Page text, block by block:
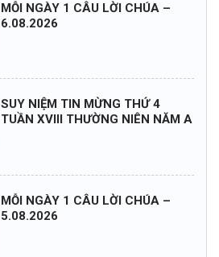
MỖI NGÀY 1 CÂU LỜI CHÚA –
6.08.2026
SUY NIỆM TIN MỪNG THỨ 4
TUẦN XVIII THƯỜNG NIÊN NĂM A
MỖI NGÀY 1 CÂU LỜI CHÚA –
5.08.2026